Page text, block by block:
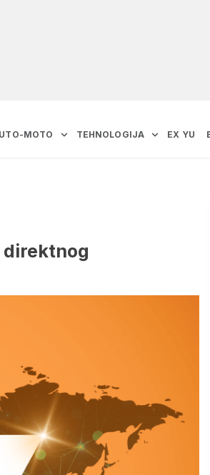
MOTO TEHNOLOGIJA EX YU
direktnog